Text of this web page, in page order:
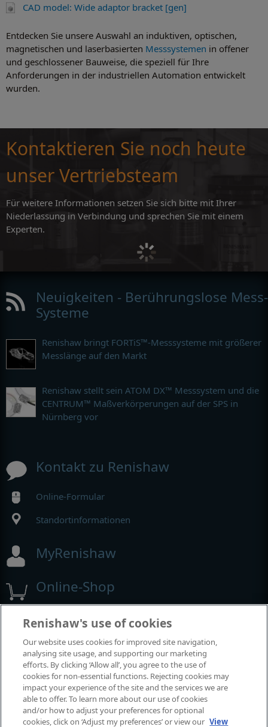
CAD model: Wide adaptor bracket [gen]
Entdecken Sie unsere Auswahl an induktiven, optischen,
magnetischen und laserbasierten Messsystemen in offener
und geschlossener Bauweise, die speziell für Ihre
Anforderungen in der industriellen Automation entwickelt
wurden.
Kontaktieren Sie noch heute
unser Vertriebsteam
Für weitere Informationen setzen Sie sich bitte mit Ihrer
Niederlassung in Verbindung und sprechen Sie mit einem
Experten.
Neuigkeiten - Berührungslose Mess-
Systeme
Renishaw bringt FORTiS™-Messsysteme mit größerer
Messlänge auf den Markt
Renishaw stellt sein ATOM DX™ Messsystem und die
CENTRUM™ Maßverkörperungen auf der SPS in
Nürnberg vor
Kontakt zu Renishaw
Online-Formular
Standortinformationen
MyRenishaw
Online-Shop
Ausstellungen und Konferenzen
Veranstaltungen, an denen wir teilnehmen
Renishaw's use of cookies
Our website uses cookies for improved site navigation,
analysing site usage, and supporting our marketing
efforts. By clicking ‘Allow all’, you agree to the use of
cookies for non-essential functions. Rejecting cookies may
impact your experience of the site and the services we are
able to offer. To learn more about our use of cookies
and/or how to adjust your preferences for optional
cookies, click on ‘Adjust my preferences’ or view our View